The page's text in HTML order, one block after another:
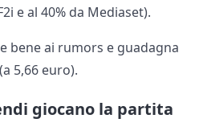
e al 40% da Mediaset).
bene ai rumors e guadagna
5,66 euro).
giocano la partita